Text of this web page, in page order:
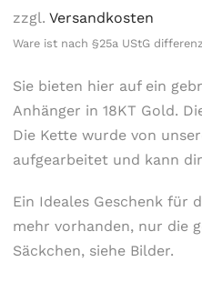
zzgl. Versandkosten
Ware ist nach §25a UStG
Sie bieten hier auf ein
Anhänger in 18KT Gold.
Die Kette wurde von
aufgearbeitet und kann
Ein Ideales Geschenk für
mehr vorhanden, nur die
Säckchen, siehe Bilder.